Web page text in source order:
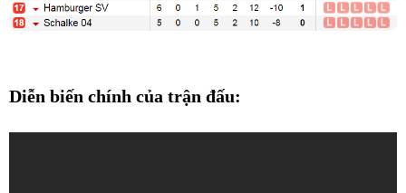
Diễn biến chính của trận đấu: